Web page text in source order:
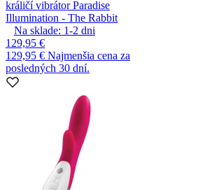
králičí vibrátor Paradise
Illumination - The Rabbit
Na sklade: 1-2 dni
129,95 €
129,95 € Najmenšia cena za
posledných 30 dní.